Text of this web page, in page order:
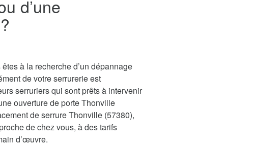
d’une
à la recherche d’un dépannage
de votre serrurerie est
serruriers qui sont prêts à intervenir
ouverture de porte Thonville
de serrure Thonville (57380),
de chez vous, à des tarifs
d’œuvre.